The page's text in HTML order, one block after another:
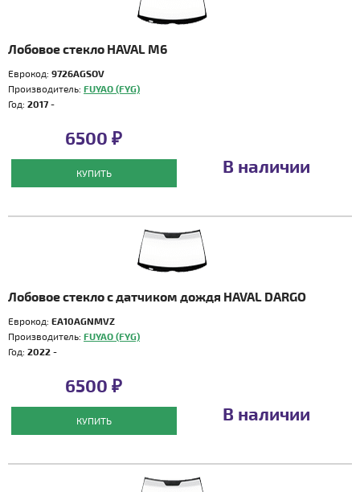
Лобовое стекло HAVAL M6
Еврокод: 9726AGSOV
Производитель: FUYAO (FYG)
Год: 2017 -
6500 ₽
КУПИТЬ В наличии
Лобовое стекло с датчиком дождя HAVAL DARGO
Еврокод: EA10AGNMVZ
Производитель: FUYAO (FYG)
Год: 2022 -
6500 ₽
КУПИТЬ В наличии